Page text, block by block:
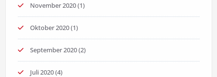
November 2020(1)
Oktober 2020(1)
September 2020(2)
Juli 2020(4)